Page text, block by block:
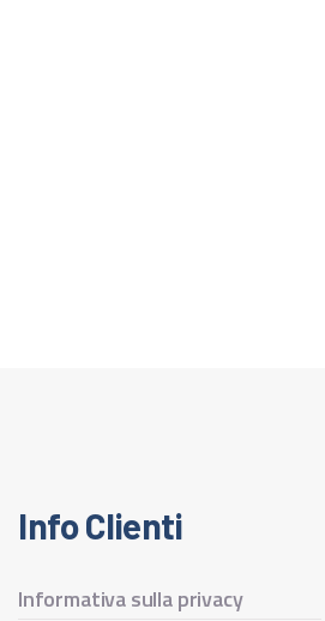
Info Clienti
Informativa sulla privacy